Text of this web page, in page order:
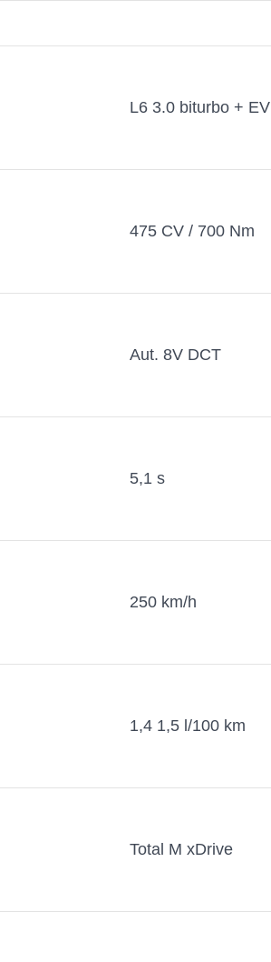
L6 3.0 biturbo + EV
475 CV / 700 Nm
Aut. 8V DCT
5,1 s
250 km/h
1,4 1,5 l/100 km
Total M xDrive